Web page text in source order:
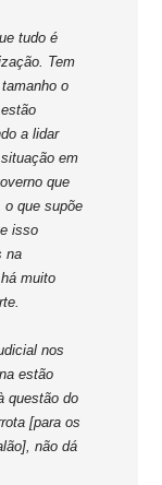
tudo é
Tem
o
a lidar
em
que
o que supõe
isso
na
muito
nos
estão
questão do
[para os
não dá